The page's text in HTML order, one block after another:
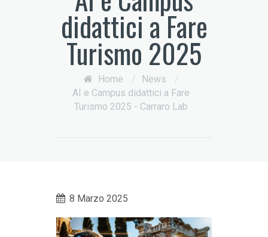
didattici a Fare
Turismo 2025
Home / News
/
AI e Campus didattici a Fare
Turismo 2025 - Carraro Lab
8 Marzo 2025